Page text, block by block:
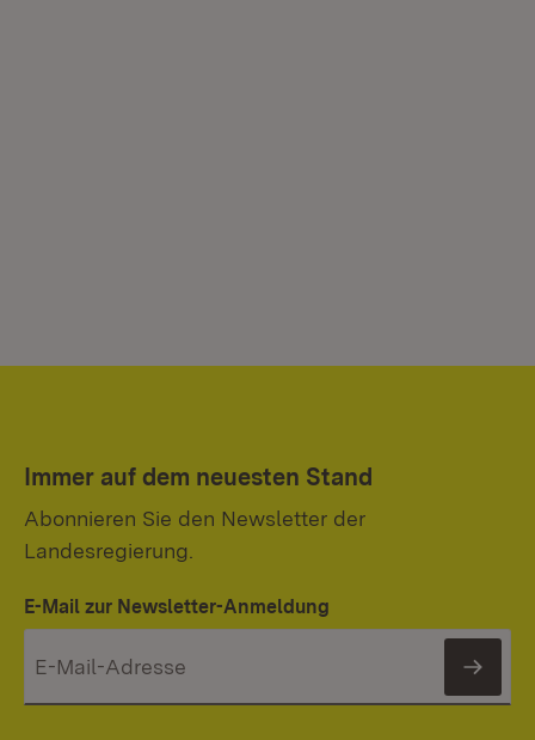
Immer auf dem neuesten Stand
Abonnieren Sie den Newsletter der
Landesregierung.
E-Mail zur Newsletter-Anmeldung